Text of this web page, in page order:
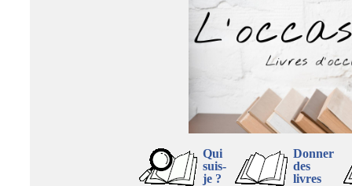
Qui
suis-
je ?
Donner
des
livres